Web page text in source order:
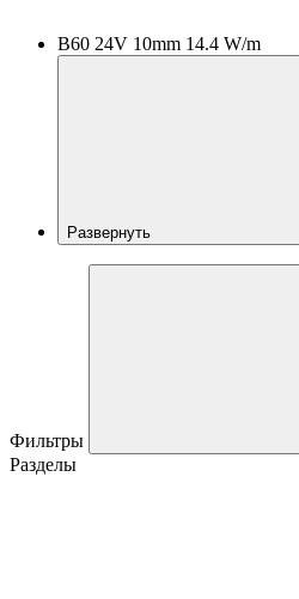
B60 24V 10mm 14.4 W/m
Развернуть
Фильтры
Разделы